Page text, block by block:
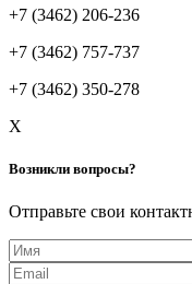
+7 (3462) 206-236
+7 (3462) 757-737
+7 (3462) 350-278
X
Возникли вопросы?
Отправьте свои